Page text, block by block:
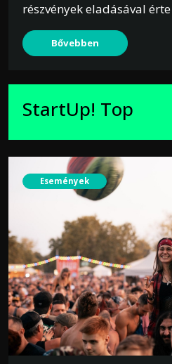
részvények eladásával
Bővebben
StartUp! Top
Események